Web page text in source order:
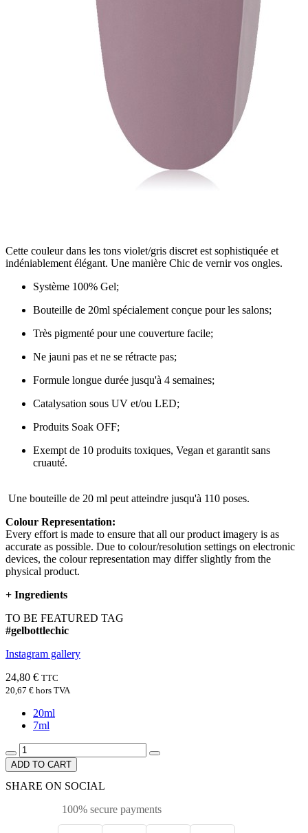
Cette couleur dans les tons violet/gris discret est sophistiquée et
indéniablement élégant. Une manière Chic de vernir vos ongles.
Système 100% Gel;
Bouteille de 20ml spécialement conçue pour les salons;
Très pigmenté pour une couverture facile;
Ne jauni pas et ne se rétracte pas;
Formule longue durée jusqu'à 4 semaines;
Catalysation sous UV et/ou LED;
Produits Soak OFF;
Exempt de 10 produits toxiques, Vegan et garantit sans
cruauté.
Une bouteille de 20 ml peut atteindre jusqu'à 110 poses.
Colour Representation:
Every effort is made to ensure that all our product imagery is as
accurate as possible. Due to colour/resolution settings on electronic
devices, the colour representation may differ slightly from the
physical product.
+ Ingredients
TO BE FEATURED TAG
#gelbottlechic
Instagram gallery
24,80 € TTC
20,67 € hors TVA
20ml
7ml
ADD TO CART
SHARE ON SOCIAL
100% secure payments